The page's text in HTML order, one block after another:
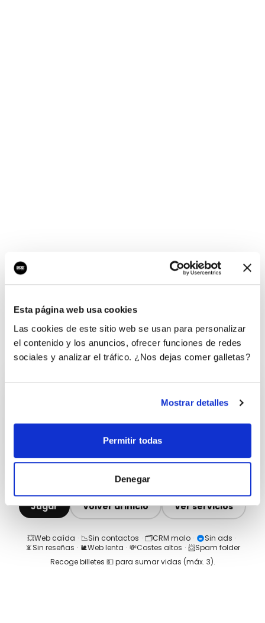
Esta página web usa cookies
Las cookies de este sitio web se usan para personalizar
el contenido y los anuncios, ofrecer funciones de redes
sociales y analizar el tráfico. ¿Nos dejas comer galletas?
Mostrar detalles
Permitir todas
Denegar
¡Ups, no hay nada por
aquí!
¿Quieres jugar al juego del empresario?
Jugar Volver al inicio Ver servicios
💥Web caída · 📉Sin contactos · 🗂️CRM malo · Sin ads ·
📵Sin reseñas · 🐌Web lenta · 💸Costes altos · 📨Spam folder
Recoge billetes 💵 para sumar vidas (máx. 3).